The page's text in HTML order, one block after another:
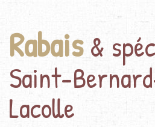
Rabais&
Saint-
Lacolle